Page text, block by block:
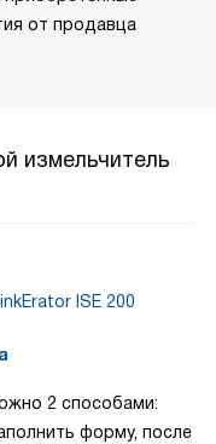
от продавца
измельчитель
ISE 200
2 способами:
форму, после